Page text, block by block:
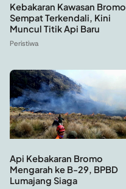
Kebakaran Kawasan Bromo
Sempat Terkendali, Kini
Muncul Titik Api Baru
Peristiwa
Api Kebakaran Bromo
Mengarah ke B-29, BPBD
Lumajang Siaga